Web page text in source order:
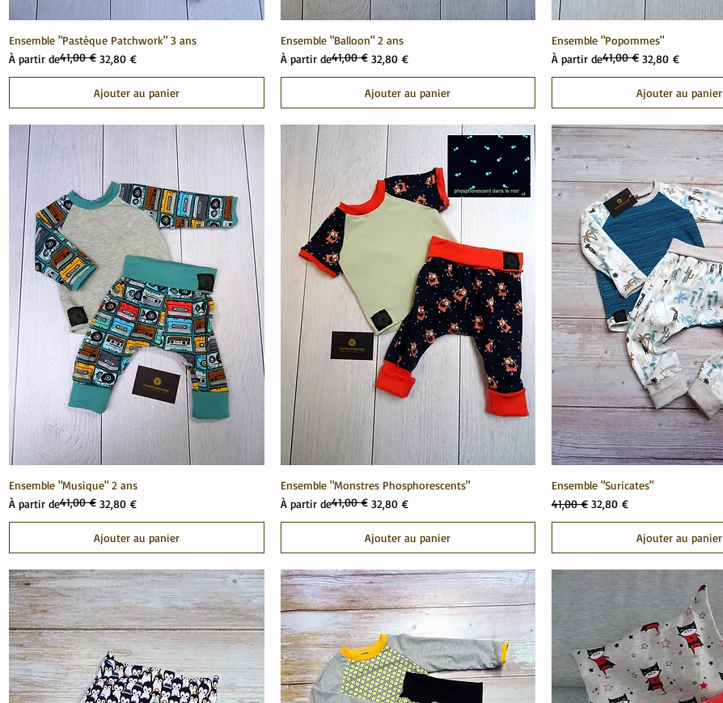
Ensemble "Pastèque Patchwork" 3 ans
À partir de
Prix original41,00 € 32,80 €
Prix promotionnel
Ajouter au panier
Ensemble "Balloon" 2 ans
À partir de
Prix original41,00 € 32,80 €
Prix promotionnel
Ajouter au panier
Ensemble "Popommes"
À partir de
Prix original41,00 € 32,80 €
Prix promotionnel
Ajouter au panier
Ensemble "Musique" 2 ans
À partir de
Prix original41,00 € 32,80 €
Prix promotionnel
Ajouter au panier
Ensemble "Monstres Phosphorescents"
À partir de
Prix original41,00 € 32,80 €
Prix promotionnel
Ajouter au panier
Ensemble "Suricates"
Prix original
41,00 € Prix promotionnel
32,80 €
Ajouter au panier